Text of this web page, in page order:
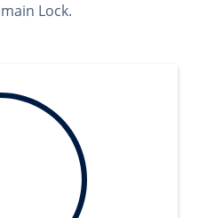
Lock.